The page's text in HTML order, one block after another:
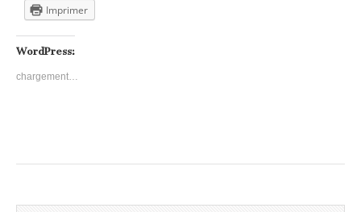
Imprimer
WordPress:
chargement…